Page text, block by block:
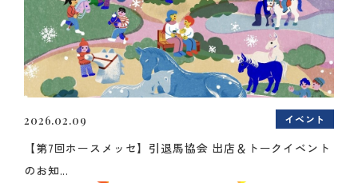
2026.02.09 イベント
【第7回ホースメッセ】引退馬協会 出店＆トークイベント
のお知...